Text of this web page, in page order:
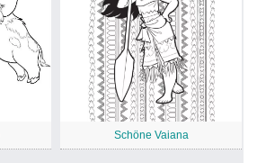
Schöne Vaiana